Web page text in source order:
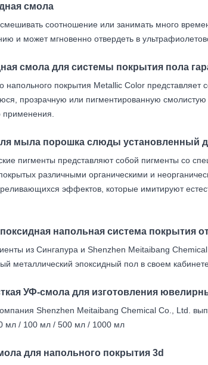
смола
соотношение или занимать много
и может мгновенно отвердеть в
смола для системы покрытия пола
напольного покрытия Metallic Color представляет
прозрачную или пигментированную смолистую
мыла порошка слюды установленный
пигменты представляют собой пигменты со
различными органическими и
эффектов, которые имитируют
напольная система покрытия
из Сингапура и Shenzhen Meitaibang
металлический эпоксидный пол в своем
УФ-смола для изготовления
Shenzhen Meitaibang Chemical Co., Ltd.
мл / 100 мл / 500 мл / 1000 мл
для напольного покрытия 3d